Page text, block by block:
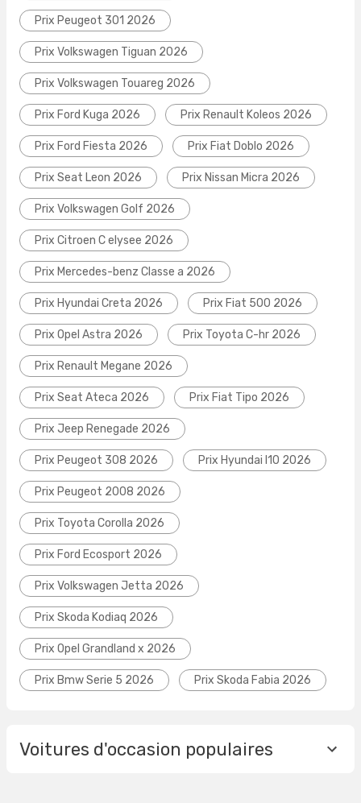
Prix Peugeot 301 2026
Prix Volkswagen Tiguan 2026
Prix Volkswagen Touareg 2026
Prix Ford Kuga 2026 Prix Renault Koleos 2026
Prix Ford Fiesta 2026 Prix Fiat Doblo 2026
Prix Seat Leon 2026 Prix Nissan Micra 2026
Prix Volkswagen Golf 2026
Prix Citroen C elysee 2026
Prix Mercedes-benz Classe a 2026
Prix Hyundai Creta 2026 Prix Fiat 500 2026
Prix Opel Astra 2026 Prix Toyota C-hr 2026
Prix Renault Megane 2026
Prix Seat Ateca 2026 Prix Fiat Tipo 2026
Prix Jeep Renegade 2026
Prix Peugeot 308 2026 Prix Hyundai I10 2026
Prix Peugeot 2008 2026
Prix Toyota Corolla 2026
Prix Ford Ecosport 2026
Prix Volkswagen Jetta 2026
Prix Skoda Kodiaq 2026
Prix Opel Grandland x 2026
Prix Bmw Serie 5 2026 Prix Skoda Fabia 2026
Voitures d'occasion populaires